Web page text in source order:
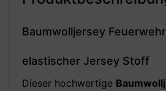
Baumwolljersey
elastischer Jersey Stoff
Dieser hochwertige